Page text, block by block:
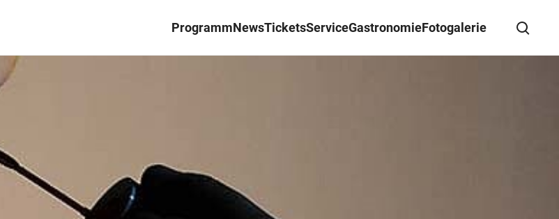
ProgrammNewsTicketsServiceGastronomieFotogalerie